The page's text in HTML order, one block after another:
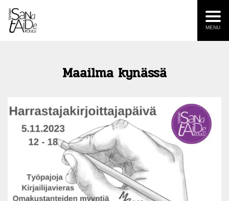
MENU
Maailma kynässä